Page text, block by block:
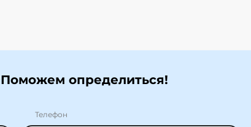
Поможем определиться!
Телефон